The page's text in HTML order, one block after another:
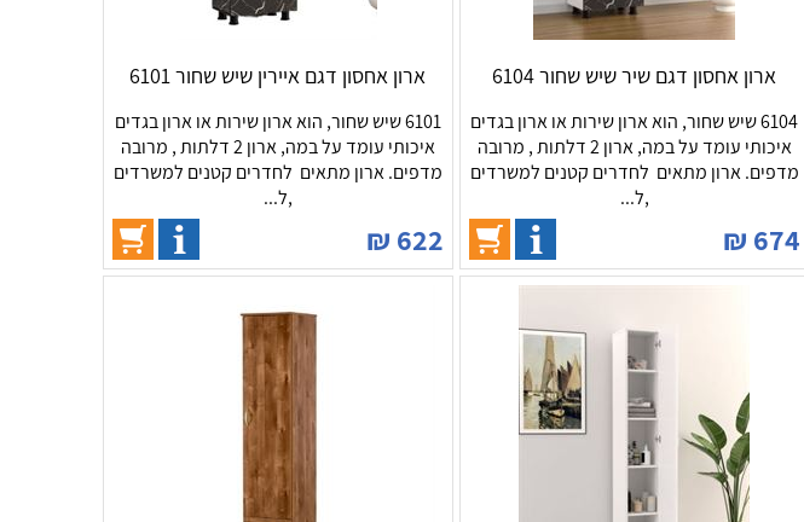
ארון אחסון דגם שיר שיש שחור 6104
6104 שיש שחור, הוא ארון שירות או ארון בגדים
איכותי עומד על במה, ארון 2 דלתות , מרובה
מדפים. ארון מתאים לחדרים קטנים למשרדים
,ל...
674
₪
ארון אחסון דגם איירין שיש שחור 6101
6101 שיש שחור, הוא ארון שירות או ארון בגדים
איכותי עומד על במה, ארון 2 דלתות , מרובה
מדפים. ארון מתאים לחדרים קטנים למשרדים
,ל...
622
₪